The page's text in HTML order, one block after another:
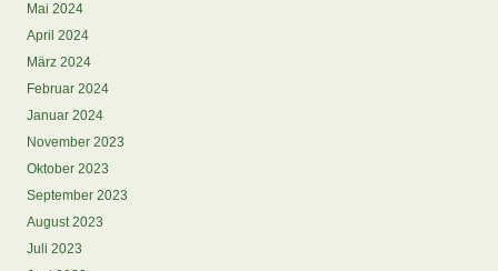
Mai 2024
April 2024
März 2024
Februar 2024
Januar 2024
November 2023
Oktober 2023
September 2023
August 2023
Juli 2023